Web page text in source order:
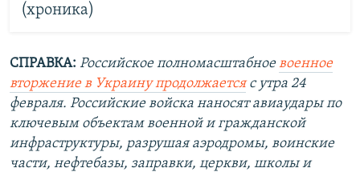
(хроника)
СПРАВКА: Российское полномасштабноевоенное
вторжение в Украину продолжаетсяс утра 24
февраля. Российские войска наносят авиаудары по
ключевым объектам военной и гражданской
инфраструктуры, разрушая аэродромы, воинские
части, нефтебазы, заправки, церкви, школы и